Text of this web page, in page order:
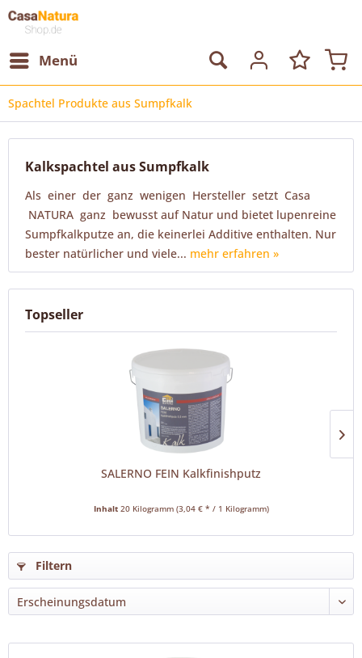
Menü
Spachtel Produkte aus Sumpfkalk
Kalkspachtel aus Sumpfkalk
Als einer der ganz wenigen Hersteller setzt Casa
NATURA ganz bewusst auf Natur und bietet lupenreine
Sumpfkalkputze an, die keinerlei Additive enthalten. Nur
bester natürlicher und viele... mehr erfahren »
Topseller
SALERNO FEIN Kalkfinishputz
Inhalt 20 Kilogramm (3,04 € * / 1 Kilogramm)
Filtern